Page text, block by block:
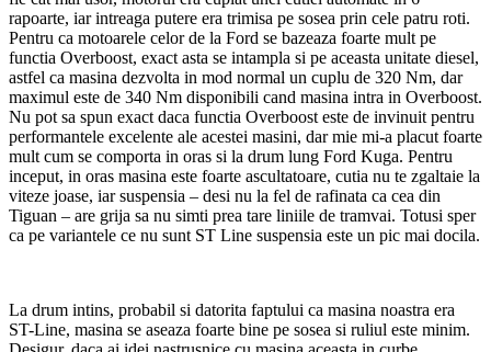
rapoarte, iar intreaga putere era trimisa pe sosea prin cele patru roti.
Pentru ca motoarele celor de la Ford se bazeaza foarte mult pe
functia Overboost, exact asta se intampla si pe aceasta unitate diesel,
astfel ca masina dezvolta in mod normal un cuplu de 320 Nm, dar
maximul este de 340 Nm disponibili cand masina intra in Overboost.
Nu pot sa spun exact daca functia Overboost este de invinuit pentru
performantele excelente ale acestei masini, dar mie mi-a placut foarte
mult cum se comporta in oras si la drum lung Ford Kuga. Pentru
inceput, in oras masina este foarte ascultatoare, cutia nu te zgaltaie la
viteze joase, iar suspensia – desi nu la fel de rafinata ca cea din
Tiguan – are grija sa nu simti prea tare liniile de tramvai. Totusi sper
ca pe variantele ce nu sunt ST Line suspensia este un pic mai docila.
La drum intins, probabil si datorita faptului ca masina noastra era
ST-Line, masina se aseaza foarte bine pe sosea si ruliul este minim.